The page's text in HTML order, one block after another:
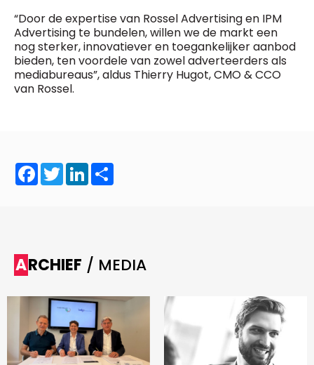
“Door de expertise van Rossel Advertising en IPM
Advertising te bundelen, willen we de markt een
nog sterker, innovatiever en toegankelijker aanbod
bieden, ten voordele van zowel adverteerders als
mediabureaus”, aldus Thierry Hugot, CMO & CCO
van Rossel.
Facebook
TwitterLinkedIn
ARCHIEF / MEDIA